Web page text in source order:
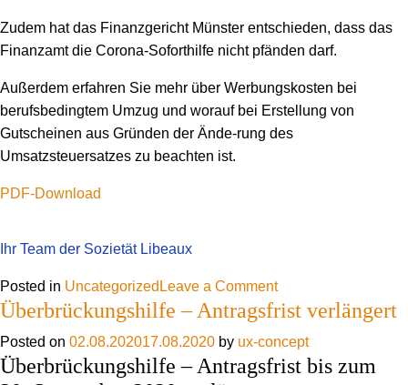
Zudem hat das Finanzgericht Münster entschieden, dass das
Finanzamt die Corona-Soforthilfe nicht pfänden darf.
Außerdem erfahren Sie mehr über Werbungskosten bei
berufsbedingtem Umzug und worauf bei Erstellung von
Gutscheinen aus Gründen der Ände-rung des
Umsatzsteuersatzes zu beachten ist.
PDF-Download
Ihr Team der Sozietät Libeaux
Posted in Uncategorized Leave a Commenton
Monatsinformation
2020
Überbrückungshilfe – Antragsfrist verlängert
Posted on 02.08.202017.08.2020 by ux-concept
Überbrückungshilfe – Antragsfrist bis zum